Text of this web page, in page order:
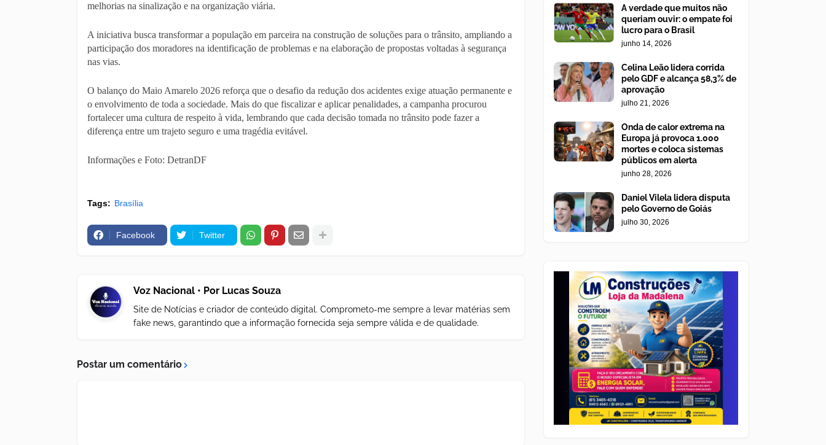
melhorias na sinalização e na organização viária.
A iniciativa busca transformar a população em parceira na construção de soluções para o trânsito, ampliando a
participação dos moradores na identificação de problemas e na elaboração de propostas voltadas à segurança
nas vias.
O balanço do Maio Amarelo 2026 reforça que o desafio da redução dos acidentes exige atuação permanente e
o envolvimento de toda a sociedade. Mais do que fiscalizar e aplicar penalidades, a campanha procurou
fortalecer uma cultura de respeito à vida, lembrando que cada decisão tomada no trânsito pode fazer a
diferença entre um trajeto seguro e uma tragédia evitável.
Informações e Foto: DetranDF
Tags: Brasília
Facebook Twitter
Voz Nacional • Por Lucas Souza
Site de Notícias e criador de conteúdo digital. Comprometo-me sempre a levar matérias sem
fake news, garantindo que a informação fornecida seja sempre válida e de qualidade.
Postar um comentário
A verdade que muitos não
queriam ouvir: o empate foi
lucro para o Brasil
junho 14, 2026
Celina Leão lidera corrida
pelo GDF e alcança 58,3% de
aprovação
julho 21, 2026
Onda de calor extrema na
Europa já provoca 1.000
mortes e coloca sistemas
públicos em alerta
junho 28, 2026
Daniel Vilela lidera disputa
pelo Governo de Goiás
julho 30, 2026